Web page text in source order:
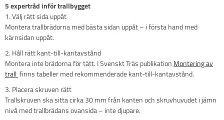
5 expertråd inför trallbygget
1. Välj rätt sida uppåt
Montera trallbrädorna med bästa sidan uppåt – i första hand med
kärnsidan uppåt.
2. Håll rätt kant-till-kantavstånd
Montera inte brädorna för tätt. I Svenskt Träs publikation Montering av
trall finns tabeller med rekommenderade kant-till-kantavstånd.
3. Placera skruven rätt
Trallskruven ska sitta cirka 30 mm från kanten och skruvhuvudet i jämn
nivå med trallbrädans ovansida – inte djupare.